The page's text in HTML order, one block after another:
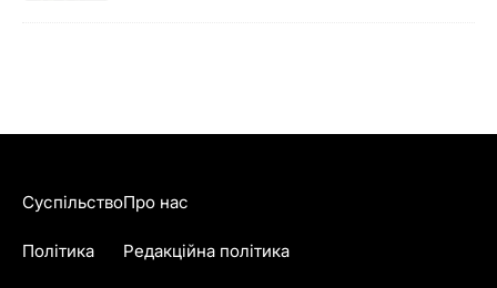
Суспільство
Політика
Про нас
Редакційна політика